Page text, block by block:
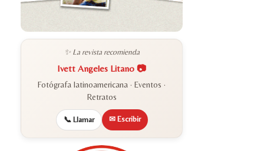
✨ La revista recomienda
Ivett Angeles Litano 📷
Fotógrafa latinoamericana · Eventos ·
Retratos
📞 Llamar ✉ Escribir